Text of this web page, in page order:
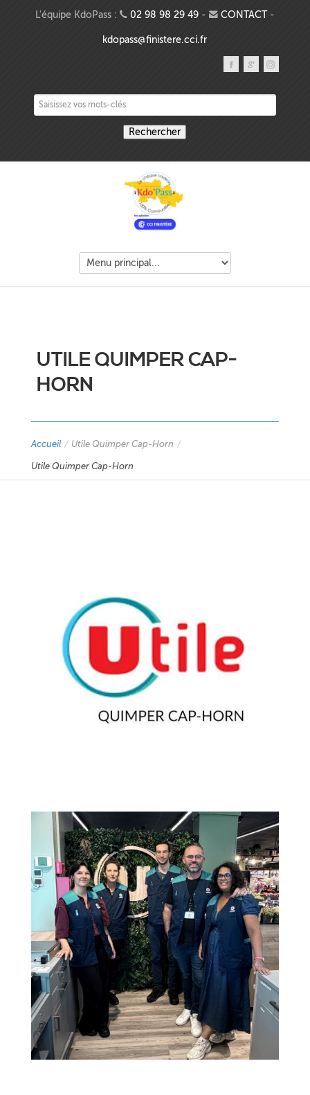
Aller au contenu principal
L'équipe KdoPass : 02 98 98 29 49- CONTACT-
kdopass@finistere.cci.fr
Saisissez vos mots-clés
UTILE QUIMPER CAP-
HORN
Accueil / Utile Quimper Cap-Horn /
Utile Quimper Cap-Horn